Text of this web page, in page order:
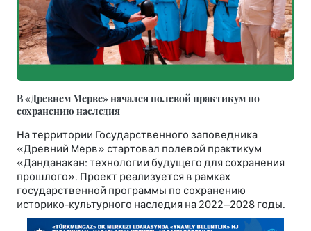
В «Древнем Мерве» начался полевой практикум по
сохранению наследия
На территории Государственного заповедника
«Древний Мерв» стартовал полевой практикум
«Данданакан: технологии будущего для сохранения
прошлого». Проект реализуется в рамках
государственной программы по сохранению
историко-культурного наследия на 2022–2028 годы.